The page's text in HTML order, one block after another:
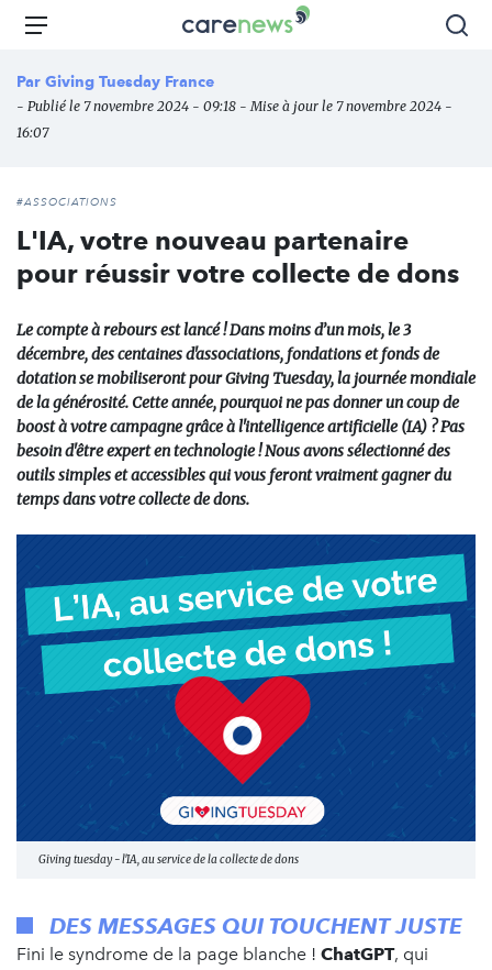
Aller
principal
Carenews,
des
Menu
Par Giving Tuesday France
- Publié le 7 novembre 2024 - 09:18 - Mise à jour le 7 novembre 2024 -
16:07
#ASSOCIATIONS
L'IA, votre nouveau partenaire
pour réussir votre collecte de dons
Le compte à rebours est lancé ! Dans moins d’un mois, le 3
décembre, des centaines d'associations, fondations et fonds de
dotation se mobiliseront pour Giving Tuesday, la journée mondiale
de la générosité. Cette année, pourquoi ne pas donner un coup de
boost à votre campagne grâce à l'intelligence artificielle (IA) ? Pas
besoin d'être expert en technologie ! Nous avons sélectionné des
outils simples et accessibles qui vous feront vraiment gagner du
temps dans votre collecte de dons.
Giving tuesday - l'IA, au service de la collecte de dons
DES MESSAGES QUI TOUCHENT JUSTE
Fini le syndrome de la page blanche ! ChatGPT, qui